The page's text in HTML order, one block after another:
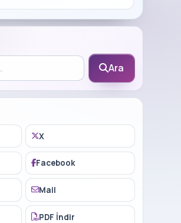
Ara
X
Facebook
Mail
PDF İndir